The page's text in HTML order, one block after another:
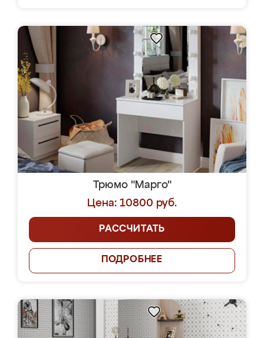
Трюмо "Марго"
Цена: 10800 руб.
РАССЧИТАТЬ
ПОДРОБНЕЕ